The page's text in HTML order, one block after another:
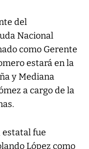
del
Nacional
como Gerente
estará en la
y Mediana
a cargo de la
estatal fue
López como